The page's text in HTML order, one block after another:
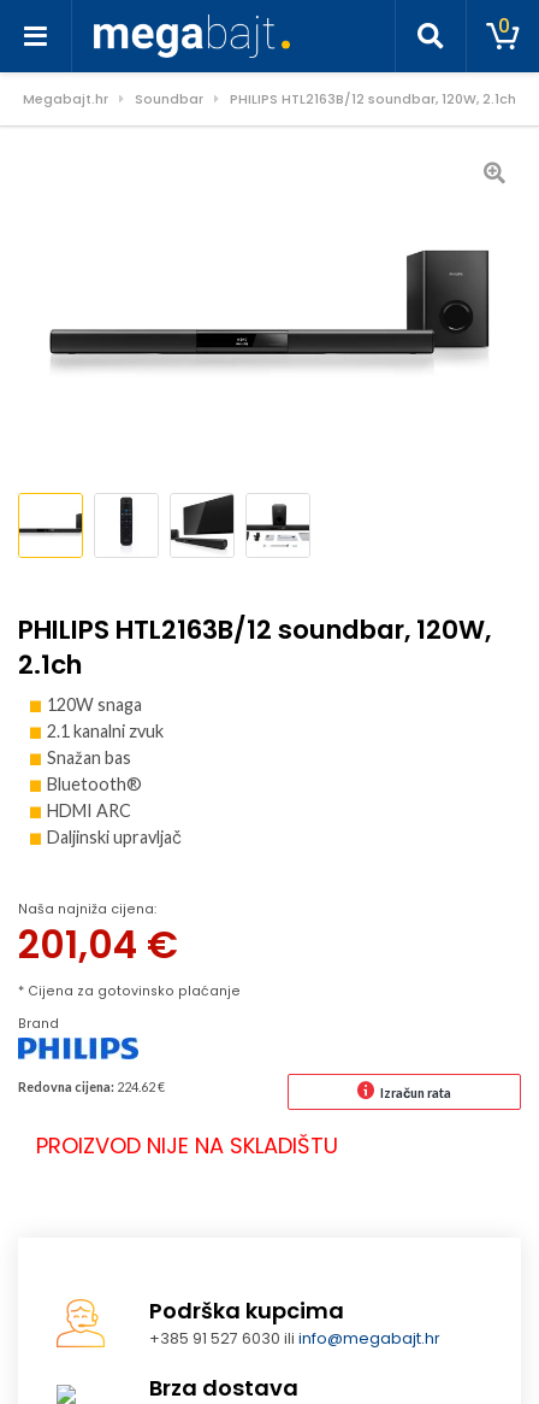
0
Megabajt.hr Soundbar PHILIPS HTL2163B/12 soundbar, 120W, 2.1ch
PHILIPS HTL2163B/12 soundbar, 120W,
2.1ch
120W snaga
2.1 kanalni zvuk
Snažan bas
Bluetooth®
HDMI ARC
Daljinski upravljač
Naša najniža cijena:
201,04 €
* Cijena za gotovinsko plaćanje
Brand
Redovna cijena: 224.62 € Izračun rata
PROIZVOD NIJE NA SKLADIŠTU
Podrška kupcima
+385 91 527 6030 iliinfo@megabajt.hr
Brza dostava